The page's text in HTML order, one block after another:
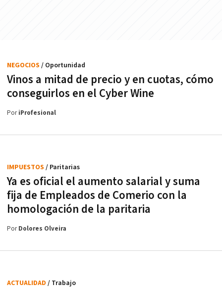
Vinos a mitad de precio y en cuotas, cómo
conseguirlos en el Cyber Wine
NEGOCIOS / Oportunidad
PoriProfesional
Ya es oficial el aumento salarial y suma
fija de Empleados de Comerio con la
homologación de la paritaria
IMPUESTOS / Paritarias
PorDolores Olveira
ACTUALIDAD / Trabajo